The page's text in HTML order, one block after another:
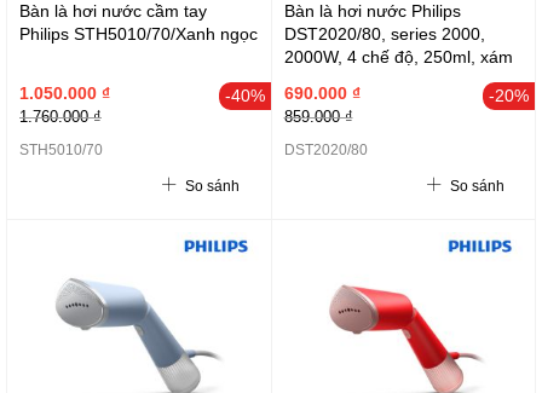
Bàn là hơi nước cầm tay
Philips STH5010/70/Xanh ngọc
-40%
1.050.000 ₫
1.760.000 ₫
STH5010/70
So sánh
Bàn là hơi nước Philips
DST2020/80, series 2000,
2000W, 4 chế độ, 250ml, xám
-20%
690.000 ₫
859.000 ₫
DST2020/80
So sánh